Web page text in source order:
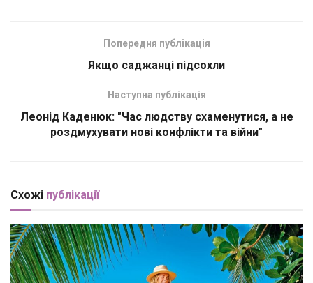
Попередня публікація
Якщо саджанці підсохли
Наступна публікація
Леонід Каденюк: "Час людству схаменутися, а не
роздмухувати нові конфлікти та війни"
Схожі публікації